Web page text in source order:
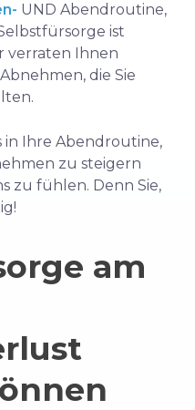
UND Abendroutine,
ist
verraten Ihnen
die Sie
in Ihre Abendroutine,
zu steigern
zu fühlen. Denn Sie,
am